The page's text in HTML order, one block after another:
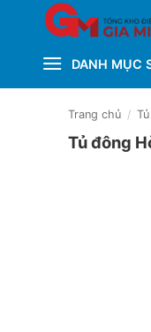
DANH MỤC
Trang chủ /
Tủ đông